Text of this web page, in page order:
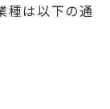
種は以下の通